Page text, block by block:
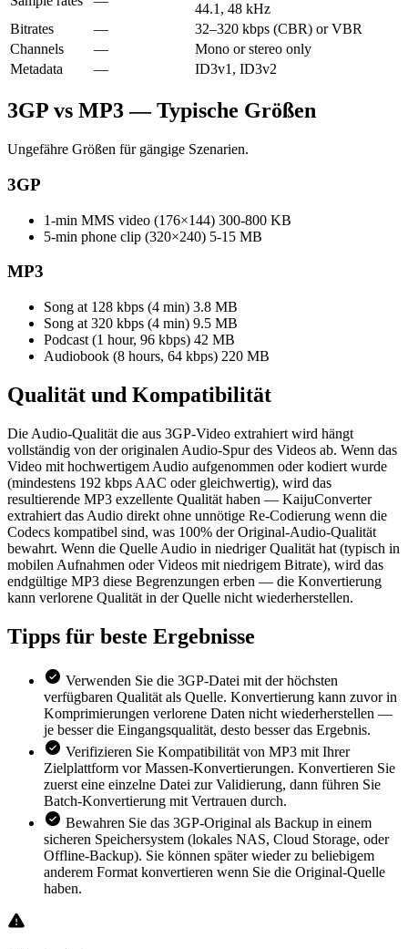
44.1, 48 kHz
Bitrates
—
32–320 kbps (CBR) or VBR
Channels
—
Mono or stereo only
Metadata
— ID3v1, ID3v2
3GP vs MP3 — Typische Größen
Ungefähre Größen für gängige Szenarien.
3GP
1-min MMS video (176×144) 300-800 KB
5-min phone clip (320×240) 5-15 MB
MP3
Song at 128 kbps (4 min) 3.8 MB
Song at 320 kbps (4 min) 9.5 MB
Podcast (1 hour, 96 kbps) 42 MB
Audiobook (8 hours, 64 kbps) 220 MB
Qualität und Kompatibilität
Die Audio-Qualität die aus 3GP-Video extrahiert wird hängt
vollständig von der originalen Audio-Spur des Videos ab. Wenn das
Video mit hochwertigem Audio aufgenommen oder kodiert wurde
(mindestens 192 kbps AAC oder gleichwertig), wird das
resultierende MP3 exzellente Qualität haben — KaijuConverter
extrahiert das Audio direkt ohne unnötige Re-Codierung wenn die
Codecs kompatibel sind, was 100% der Original-Audio-Qualität
bewahrt. Wenn die Quelle Audio in niedriger Qualität hat (typisch in
mobilen Aufnahmen oder Videos mit niedrigem Bitrate), wird das
endgültige MP3 diese Begrenzungen erben — die Konvertierung
kann verlorene Qualität in der Quelle nicht wiederherstellen.
Tipps für beste Ergebnisse
Verwenden Sie die 3GP-Datei mit der höchsten
verfügbaren Qualität als Quelle. Konvertierung kann zuvor in
Komprimierungen verlorene Daten nicht wiederherstellen —
je besser die Eingangsqualität, desto besser das Ergebnis.
Verifizieren Sie Kompatibilität von MP3 mit Ihrer
Zielplattform vor Massen-Konvertierungen. Konvertieren Sie
zuerst eine einzelne Datei zur Validierung, dann führen Sie
Batch-Konvertierung mit Vertrauen durch.
Bewahren Sie das 3GP-Original als Backup in einem
sicheren Speichersystem (lokales NAS, Cloud Storage, oder
Offline-Backup). Sie können später wieder zu beliebigem
anderem Format konvertieren wenn Sie die Original-Quelle
haben.